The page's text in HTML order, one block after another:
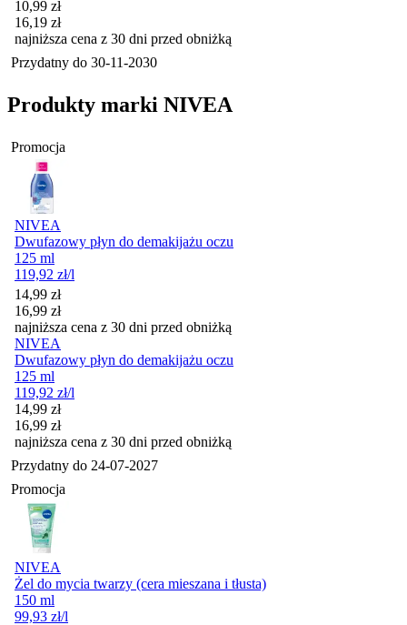
Cena promocyjna
10,99 zł
16,19 zł
najniższa cena z 30 dni przed obniżką
Przydatny do 30-11-2030
Produkty marki NIVEA
Promocja
NIVEA
Dwufazowy płyn do demakijażu oczu
125 ml
119,92 zł/l
Cena promocyjna
14,99 zł
16,99 zł
najniższa cena z 30 dni przed obniżką
NIVEA
Dwufazowy płyn do demakijażu oczu
125 ml
119,92 zł/l
Cena promocyjna
14,99 zł
16,99 zł
najniższa cena z 30 dni przed obniżką
Przydatny do 24-07-2027
Promocja
NIVEA
Żel do mycia twarzy (cera mieszana i tłusta)
150 ml
99,93 zł/l